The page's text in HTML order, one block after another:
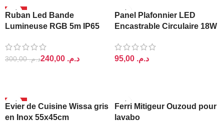
-20%
Ruban Led Bande
Lumineuse RGB 5m IP65
د.م.300,00 د.م.
Panel Plafonnier LED
Encastrable Circulaire 18W
د.م.
-14%
Evier de Cuisine Wissa gris
en Inox 55x45cm
Ferri Mitigeur Ouzoud pour
lavabo